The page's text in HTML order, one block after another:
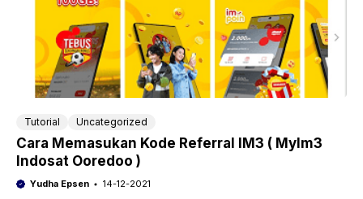
Tutorial Uncategorized
Cara Memasukan Kode Referral IM3 ( MyIm3
Indosat Ooredoo )
Yudha Epsen 14-12-2021